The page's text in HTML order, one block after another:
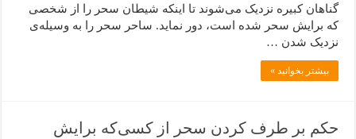
گناهان کبیره نزدیک می‌شوند تا اینکه شیطان سحر را از شخصی
که برایش سحر شده است، دور نماید. ساحر سحر را به وسیله‌ی
نزدیک شدن …
بیشتر بخوانید »
حکم بر طرف کردن سحر از کسی‌که برایش